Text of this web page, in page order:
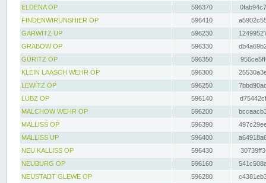
ELDENA OP
596370
FINDENWIRUNSHIER OP
596410
GARWITZ UP
596230
GRABOW OP
596330
GÜRITZ OP
596350
KLEIN LAASCH WEHR OP
596300
LEWITZ OP
596250
LÜBZ OP
596140
MALCHOW WEHR OP
596200
MALLISS OP
596390
MALLISS UP
596400
NEU KALLISS OP
596430
NEUBURG OP
596160
NEUSTADT GLEWE OP
596280